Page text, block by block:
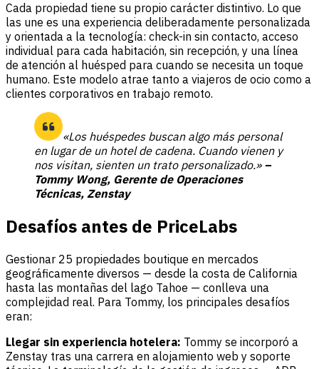
Cada propiedad tiene su propio carácter distintivo. Lo que
las une es una experiencia deliberadamente personalizada
y orientada a la tecnología: check-in sin contacto, acceso
individual para cada habitación, sin recepción, y una línea
de atención al huésped para cuando se necesita un toque
humano. Este modelo atrae tanto a viajeros de ocio como a
clientes corporativos en trabajo remoto.
«Los huéspedes buscan algo más personal
en lugar de un hotel de cadena. Cuando vienen y
nos visitan, sienten un trato personalizado.» –
Tommy Wong, Gerente de Operaciones
Técnicas, Zenstay
Desafíos antes de PriceLabs
Gestionar 25 propiedades boutique en mercados
geográficamente diversos — desde la costa de California
hasta las montañas del lago Tahoe — conlleva una
complejidad real. Para Tommy, los principales desafíos
eran:
Llegar sin experiencia hotelera: Tommy se incorporó a
Zenstay tras una carrera en alojamiento web y soporte